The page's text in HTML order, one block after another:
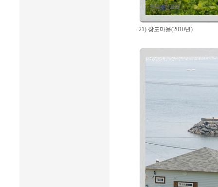
21) 창도마을(2010년)